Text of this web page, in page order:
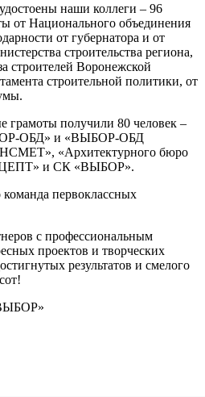
наши коллеги – 96
от Национального объединения
от губернатора и от
строительства региона,
строителей Воронежской
строительной политики, от
грамоты получили 80 человек –
ОБД» и «ВЫБОР-ОБД
«Архитектурного бюро
и СК «ВЫБОР».
первоклассных
с профессиональным
проектов и творческих
результатов и смелого